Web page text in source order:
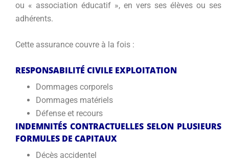
ou « association éducatif », en vers ses élèves ou ses
adhérents.
Cette assurance couvre à la fois :
RESPONSABILITÉ CIVILE EXPLOITATION
Dommages corporels
Dommages matériels
Défense et recours
INDEMNITÉS CONTRACTUELLES SELON PLUSIEURS
FORMULES DE CAPITAUX
Décès accidentel